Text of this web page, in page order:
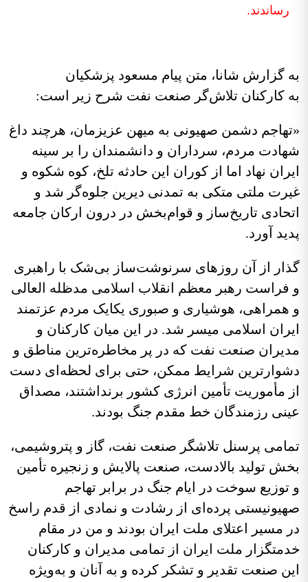
رساندند.
گزارش شانا، متن پیام مسعود پزشکیان
کارکنان تلاش‌گر صنعت نفت شرح زیر است:
دشمن صهیونی به میهن عزیزمان، هرچند داغ
مردم، سرداران و دانشمندان را بر سینه
نهاد اما از کوران این حادثه تلخ، کوه شکوه و
ملتی متکی به تمدنی دیرین جلوه‌گر شد و
تاریخ‌ساز و قوام‌بخش در درون ارکان جامعه
آورد.
از آن روزهای سرنوشت‌ساز بی‌شک با راهبری
رهبر معظم انقلاب اسلامی مدظله العالی
هوشیاری و صبوری یکایک مردم عزتمند
اسلامی میسر شد. در این میان کارکنان و
صنعت نفت که در پر مخاطره‌ترین مناطق و
شرایط ممکن، حتی برای لحظه‌ای دست
مأموریت تأمین انرژی کشور برنداشتند، مصداق
رزمندگان خط مقدم جنگ بودند.
پرسنل تلاشگر صنعت نفت، گاز و پتروشیمی،
تولید بالادست، صنعت پالایش و زنجیره تأمین
سوخت در ایام جنگ در برابر تهاجم
پرده‌ای از رشادت و نمادی از قدم راسخ
مسیر اعتلای ملت ایران بودند و من در مقام
ملت ایران از تمامی مدیران و کارکنان
صنعت تقدیر و تشکر کرده و به آنان و به‌ویژه